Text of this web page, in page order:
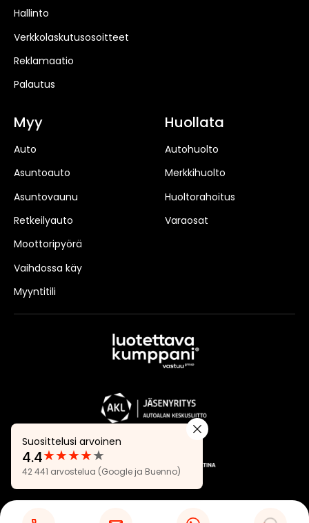
Suosittelusi arvoinen
Arvostelut:
4.4
★★★★★
4.4
42 441 arvostelua (Google ja Buenno)
Hallinto
Verkkolaskutusosoitteet
Reklamaatio
Palautus
Myy
Auto
Asuntoauto
Asuntovaunu
Retkeilyauto
Moottoripyörä
Vaihdossa käy
Myyntitili
Huollata
Autohuolto
Merkkihuolto
Huoltorahoitus
Varaosat